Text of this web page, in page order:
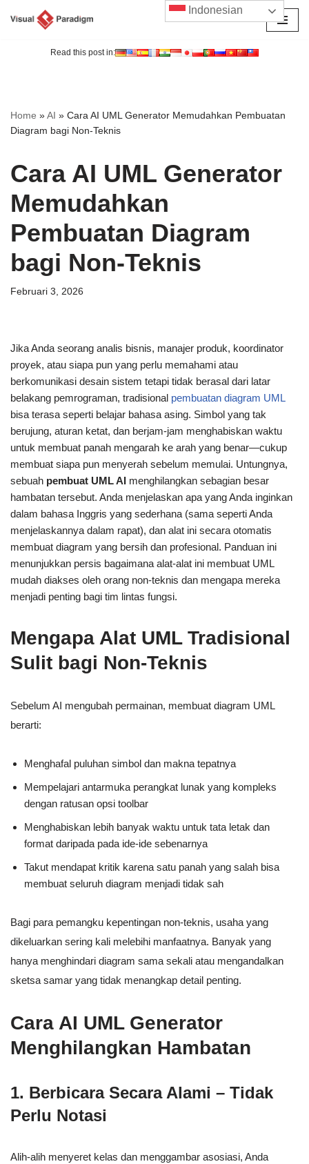
Read this post in:
Home »AI » Cara AI UML Generator Memudahkan Pembuatan
Diagram bagi Non-Teknis
Cara AI UML Generator
Memudahkan
Pembuatan Diagram
bagi Non-Teknis
Februari 3, 2026
Jika Anda seorang analis bisnis, manajer produk, koordinator
proyek, atau siapa pun yang perlu memahami atau
berkomunikasi desain sistem tetapi tidak berasal dari latar
belakang pemrograman, tradisional pembuatan diagram UML
bisa terasa seperti belajar bahasa asing. Simbol yang tak
berujung, aturan ketat, dan berjam-jam menghabiskan waktu
untuk membuat panah mengarah ke arah yang benar—cukup
membuat siapa pun menyerah sebelum memulai. Untungnya,
sebuah pembuat UML AI menghilangkan sebagian besar
hambatan tersebut. Anda menjelaskan apa yang Anda inginkan
dalam bahasa Inggris yang sederhana (sama seperti Anda
menjelaskannya dalam rapat), dan alat ini secara otomatis
membuat diagram yang bersih dan profesional. Panduan ini
menunjukkan persis bagaimana alat-alat ini membuat UML
mudah diakses oleh orang non-teknis dan mengapa mereka
menjadi penting bagi tim lintas fungsi.
Mengapa Alat UML Tradisional
Sulit bagi Non-Teknis
Sebelum AI mengubah permainan, membuat diagram UML
berarti:
Menghafal puluhan simbol dan makna tepatnya
Mempelajari antarmuka perangkat lunak yang kompleks
dengan ratusan opsi toolbar
Menghabiskan lebih banyak waktu untuk tata letak dan
format daripada pada ide-ide sebenarnya
Takut mendapat kritik karena satu panah yang salah bisa
membuat seluruh diagram menjadi tidak sah
Bagi para pemangku kepentingan non-teknis, usaha yang
dikeluarkan sering kali melebihi manfaatnya. Banyak yang
hanya menghindari diagram sama sekali atau mengandalkan
sketsa samar yang tidak menangkap detail penting.
Cara AI UML Generator
Menghilangkan Hambatan
1. Berbicara Secara Alami – Tidak
Perlu Notasi
Alih-alih menyeret kelas dan menggambar asosiasi, Anda
Indonesian